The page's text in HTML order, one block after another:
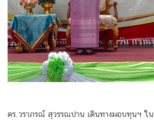
ดร.วราภรณ์ สุวรรณปาน เดินทางมอบทุนฯ ใ